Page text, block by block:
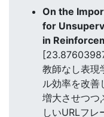
On the
for
in
教師なし表現
ル効率を改善
増大させつつ
しいURLフ